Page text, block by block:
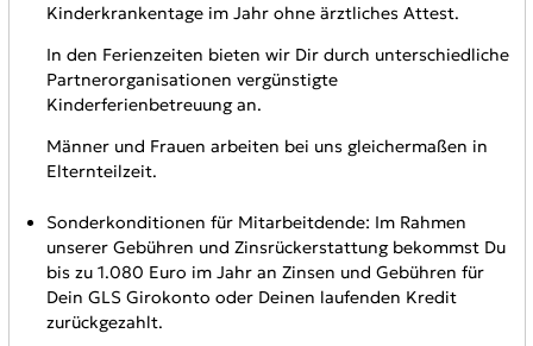
Kinderkrankentage im Jahr ohne ärztliches Attest.
In den Ferienzeiten bieten wir Dir durch unterschiedliche
Partnerorganisationen vergünstigte
Kinderferienbetreuung an.
Männer und Frauen arbeiten bei uns gleichermaßen in
Elternteilzeit.
Sonderkonditionen für Mitarbeitdende: Im Rahmen
unserer Gebühren und Zinsrückerstattung bekommst Du
bis zu 1.080 Euro im Jahr an Zinsen und Gebühren für
Dein GLS Girokonto oder Deinen laufenden Kredit
zurückgezahlt.